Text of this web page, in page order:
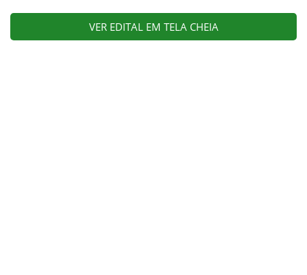
VER EDITAL EM TELA CHEIA